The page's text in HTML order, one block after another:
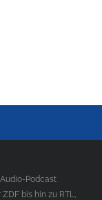
Podcast
bis hin zu RTL,